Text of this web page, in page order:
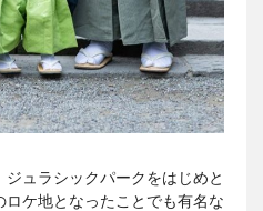
ュラシックパークをはじめと
ケ地となったことでも有名な